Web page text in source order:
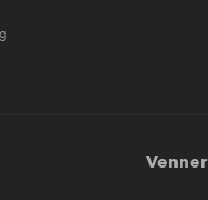
Venner